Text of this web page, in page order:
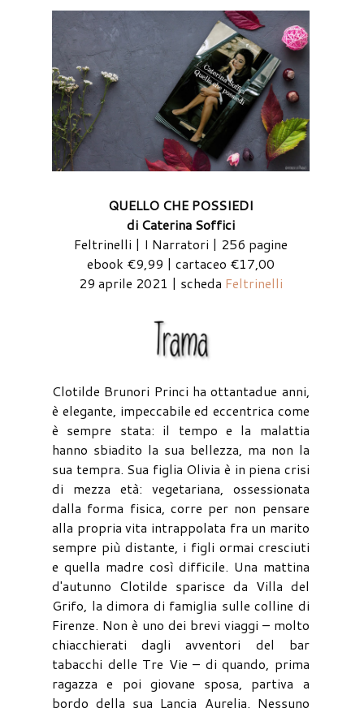
QUELLO CHE POSSIEDI
di Caterina Soffici
Feltrinelli | I Narratori | 256 pagine
ebook €9,99 | cartaceo €17,00
29 aprile 2021 | scheda Feltrinelli
Clotilde Brunori Princi ha ottantadue anni,
è elegante, impeccabile ed eccentrica come
è sempre stata: il tempo e la malattia
hanno sbiadito la sua bellezza, ma non la
sua tempra. Sua figlia Olivia è in piena crisi
di mezza età: vegetariana, ossessionata
dalla forma fisica, corre per non pensare
alla propria vita intrappolata fra un marito
sempre più distante, i figli ormai cresciuti
e quella madre così difficile. Una mattina
d'autunno Clotilde sparisce da Villa del
Grifo, la dimora di famiglia sulle colline di
Firenze. Non è uno dei brevi viaggi – molto
chiacchierati dagli avventori del bar
tabacchi delle Tre Vie – di quando, prima
ragazza e poi giovane sposa, partiva a
bordo della sua Lancia Aurelia. Nessuno